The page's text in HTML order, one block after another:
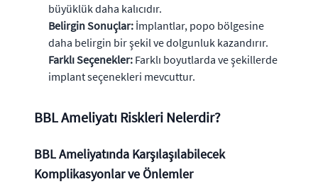
büyüklük daha kalıcıdır.
Belirgin Sonuçlar: İmplantlar, popo bölgesine
daha belirgin bir şekil ve dolgunluk kazandırır.
Farklı Seçenekler: Farklı boyutlarda ve şekillerde
implant seçenekleri mevcuttur.
BBL Ameliyatı Riskleri Nelerdir?
BBL Ameliyatında Karşılaşılabilecek
Komplikasyonlar ve Önlemler